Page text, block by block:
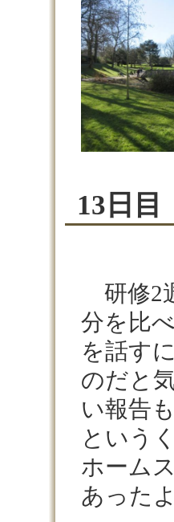
13日目
研修2
分を比
を話す
のだと
い報告
という
ホーム
あった